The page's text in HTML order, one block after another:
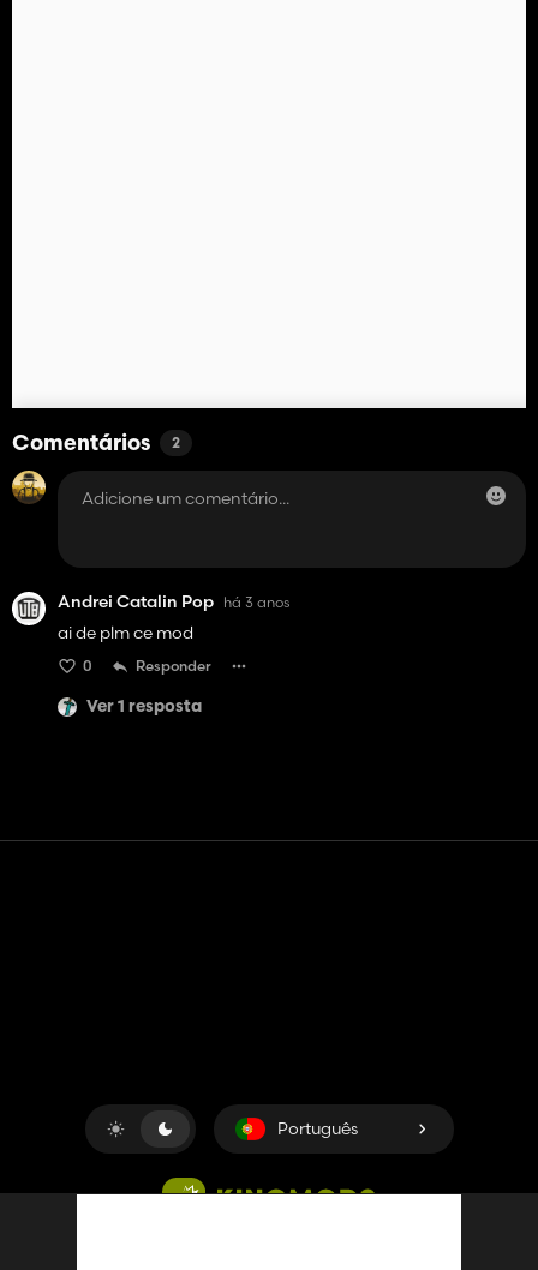
Comentários 2
Andrei Catalin Pop há 3 anos
ai de plm ce mod
0 Responder
Ver 1 resposta
Português